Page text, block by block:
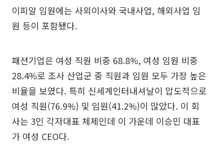
이피알 임원에는 사외이사와 국내사업, 해외사업 임
원 등이 포함됐다.
패션기업은 여성 직원 비중 68.8%, 여성 임원 비중
28.4%로 조사 산업군 중 직원과 임원 모두 가장 높은
비율을 보였다. 특히 신세계인터내셔날이 압도적으로
여성 직원(76.9%) 및 임원(41.2%)이 많았다. 이 회
사는 3인 각자대표 체제인데 이 가운데 이승민 대표
가 여성 CEO다.